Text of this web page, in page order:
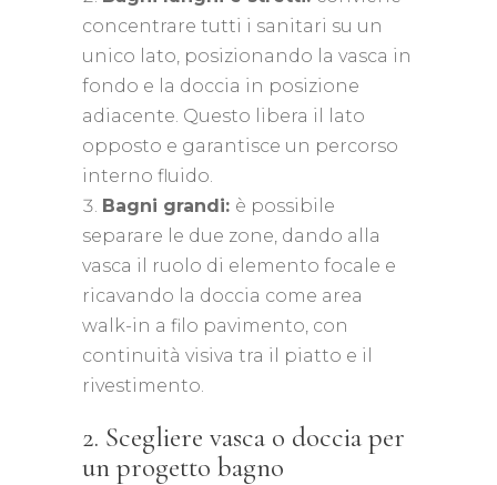
concentrare tutti i sanitari su un
unico lato, posizionando la vasca in
fondo e la doccia in posizione
adiacente. Questo libera il lato
opposto e garantisce un percorso
interno fluido.
Bagni grandi: è possibile
separare le due zone, dando alla
vasca il ruolo di elemento focale e
ricavando la doccia come area
walk-in a filo pavimento, con
continuità visiva tra il piatto e il
rivestimento.
2. Scegliere vasca o doccia per
un progetto bagno